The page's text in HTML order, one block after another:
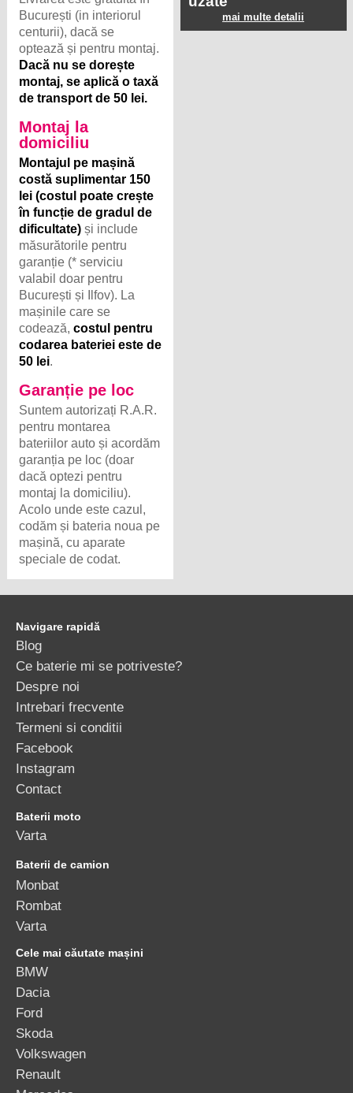
București (in interiorul
centurii), dacă se
optează și pentru montaj.
Dacă nu se dorește
montaj, se aplică o taxă
de transport de 50 lei.
Montaj la
domiciliu
Montajul pe mașină
costă suplimentar 150
lei (costul poate crește
în funcție de gradul de
dificultate) și include
măsurătorile pentru
garanție (* serviciu
valabil doar pentru
București și Ilfov). La
mașinile care se
codează,costul pentru
codarea bateriei este de
50 lei.
Garanție pe loc
Suntem autorizați R.A.R.
pentru montarea
bateriilor auto și acordăm
garanția pe loc (doar
dacă optezi pentru
montaj la domiciliu).
Acolo unde este cazul,
codăm și bateria noua pe
mașină, cu aparate
speciale de codat.
mai multe detalii
Navigare rapidă
Blog
Ce baterie mi se potriveste?
Despre noi
Intrebari frecvente
Termeni si conditii
Facebook
Instagram
Contact
Baterii moto
Varta
Baterii de camion
Monbat
Rombat
Varta
Cele mai căutate mașini
BMW
Dacia
Ford
Skoda
Volkswagen
Renault